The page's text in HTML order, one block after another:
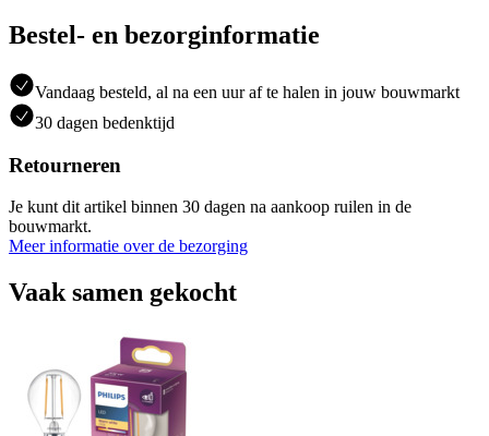
Bestel- en bezorginformatie
Vandaag besteld, al na een uur af te halen in jouw bouwmarkt
30 dagen bedenktijd
Retourneren
Je kunt dit artikel binnen 30 dagen na aankoop ruilen in de
bouwmarkt.
Meer informatie over de bezorging
Vaak samen gekocht